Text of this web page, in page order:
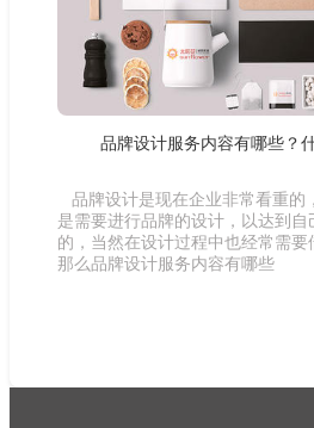
品牌设计服务内容有哪些？
品牌设计是现在企业非常看重的
是需要进行品牌的设计，以达到自
的，当然在设计过程中也经常需要
那么品牌设计服务内容有哪些